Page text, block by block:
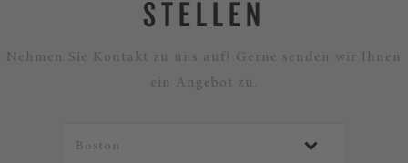
STELLEN
Nehmen Sie Kontakt zu uns auf! Gerne senden wir Ihnen
ein Angebot zu.